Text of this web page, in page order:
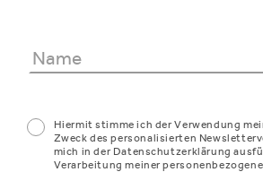
Hiermit stimme ich der Verwendung
Zweck des personalisierten
mich in der Datenschutzerklärung
Verarbeitung meiner